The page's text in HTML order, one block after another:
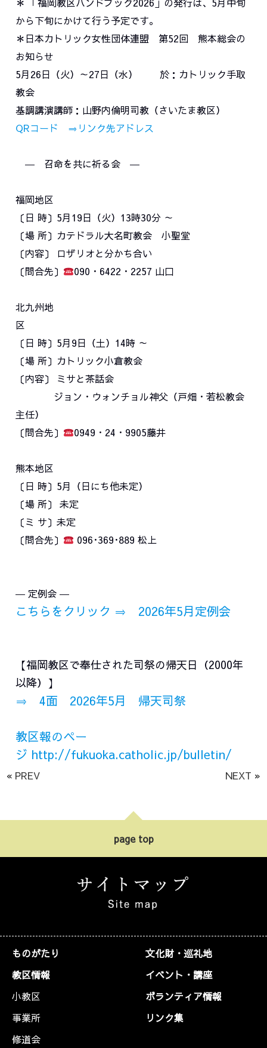
から下旬にかけて行う予定です。
＊日本カトリック女性団体連盟 第52回 熊本総会の
お知らせ
5月26日（火）～27日（水） 於：カトリック手取
教会
基調講演講師：山野内倫明司教（さいたま教区）
QRコード ⇒リンク先アドレス
― 召命を共に祈る会 ―
福岡地区
〔日 時〕5月19日（火）13時30分 ～
〔場 所〕カテドラル大名町教会 小聖堂
〔内容〕 ロザリオと分かち合い
〔問合先〕
090・6422・2257 山口
北九州地
〔日 時〕5月9日（土）14時 ～
〔場 所〕カトリック小倉教会
〔内容〕 ミサと茶話会
ジョン・ウォンチョル神父（戸畑・若松教会
主任）
〔問合先〕
0949・24・9905藤井
熊本地区
〔日 時〕5月（日にち他未定）
〔場 所〕 未定
〔ミ サ〕未定
〔問合先〕
096･369･889 松上
― 定例会 ―
こちらをクリック ⇒ 2026年5月定例会
【福岡教区で奉仕された司祭の帰天日（2000年
以降）】
⇒ 4面 2026年5月 帰天司祭
教区報のペー
ジ http://fukuoka.catholic.jp/bulletin/
« PREV NEXT »
page top
ものがたり
教区情報
小教区
事業所
修道会
文化財・巡礼地
イベント・講座
ボランティア情報
リンク集